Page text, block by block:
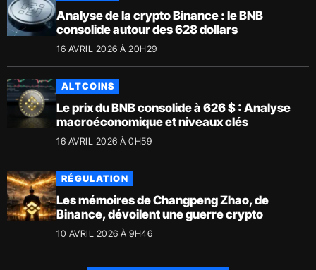
Analyse de la crypto Binance : le BNB
consolide autour des 628 dollars
16 AVRIL 2026 À 20H29
ALTCOINS
Le prix du BNB consolide à 626 $ : Analyse
macroéconomique et niveaux clés
16 AVRIL 2026 À 0H59
RÉGULATION
Les mémoires de Changpeng Zhao, de
Binance, dévoilent une guerre crypto
10 AVRIL 2026 À 9H46